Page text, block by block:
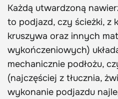
Każdą utwardzoną
to podjazd, czy ścieżki, z
kruszywa oraz innych
wykończeniowych)
mechanicznie podłożu,
(najczęściej z tłucznia,
wykonanie podjazdu